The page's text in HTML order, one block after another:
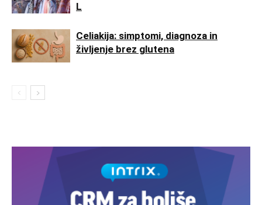
L
Celiakija: simptomi, diagnoza in
življenje brez glutena